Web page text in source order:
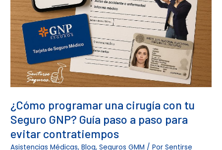
¿Cómo programar una cirugía con tu
Seguro GNP? Guía paso a paso para
evitar contratiempos
Asistencias Médicas,Blog,Seguros GMM / PorSentirse
paso
para
evitar
contratiempos